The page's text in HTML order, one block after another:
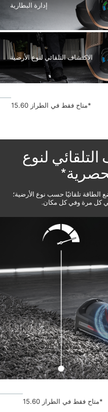
إدارة البطارية
الاكتشاف التلقائي لنوع الأرضية
*متاح فقط في الطراز 15.60
التلقائي لنوع
تلقائيًا حسب نوع الأرضية؛
كل مرة وفي كل مكان.
*متاح فقط في الطراز 15.60